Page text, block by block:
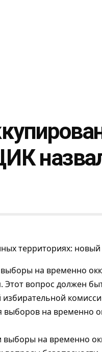
на временно
Этот вопрос должен
выборов на временно
выборы на временно